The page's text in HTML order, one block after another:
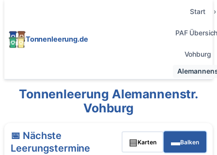
Tonnenleerung.de
Start
PAF
Vohburg
Tonnenleerung Alemannenstr.
Vohburg
📅 Nächste
Leerungstermine
▤Karten ▬Balken